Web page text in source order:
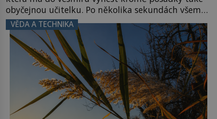
obyčejnou učitelku. Po několika sekundách všem
ztuhnou úsměvy, stroj totiž exploduje. Jejich
konstrukce není z levného kraje, daňové
poplatníky stojí miliardy dolarů. Na druhou stranu
zvládnou jen představitelné věci. Na malé kousky
Název: Columbia První […]
VĚDA A TECHNIKA